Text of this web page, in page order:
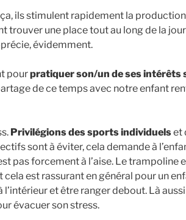
ils stimulent rapidement la
une place tout au long de la
évidemment.
pourpratiquer son/un de ses intérêts
de ce temps avec notre enfant
Privilégions des sports individuelset
sont à éviter, cela demande à
pas forcement à l’aise. Le trampoline
est rassurant en général pour un
et être ranger debout. Là
évacuer son stress.